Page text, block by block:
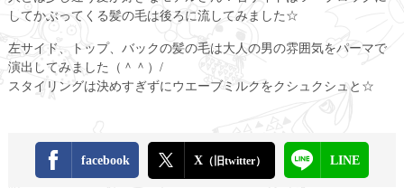
してかぶってくる髪の毛は後ろに流してみました☆
左サイド、トップ、バックの髪の毛は大人の男の雰囲気をパーマで
演出してみました（＾＾）/
スタイリングは決めすぎずにウエーブミルクをクシュクシュと☆
facebook X（旧twitter） LINE